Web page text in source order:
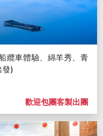
纜車體驗、綿羊秀、青
發)
歡迎包團客製出團